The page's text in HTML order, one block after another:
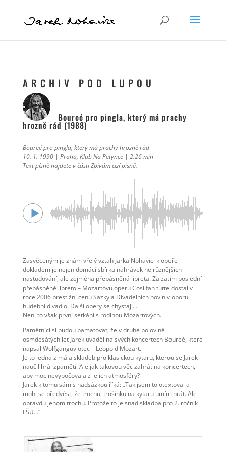
A R C H I V P O D L U P O U
Boureé pro pingla, který má prachy
hrozně rád (1988)
Boureé pro pingla, který má prachy hrozně rád
10. 1. 1990 | Praha, Klub Na Petynce | 2:26 min
Text písně najdete v části Zpívám cizí písně.
Zasvěceným je znám vřelý vztah Jarka Nohavici k opeře –
dokladem je nejen domácí sbírka nahrávek nejrůznějších
nastudování, ale zejména přebásněná libreta. Za zatím poslední
přebásněné libreto – Mozartovu operu Cosi fan tutte dostal v
roce 2006 prestižní cenu Sazky a Divadelních novin v oboru
hudební divadlo. Další opery se chystají…
Není to však první setkání s rodinou Mozartových.
Pamětníci si budou pamatovat, že v druhé polovině
osmdesátých let Jarek uváděl na svých koncertech Boureé, které
napsal Wolfgangův otec – Leopold Mozart.
Je to jedna z mála skladeb pro klasickou kytaru, kterou se Jarek
naučil hrál zpaměti. Ale jak takovou věc zahrát na koncertech,
aby moc nevybočovala z jejich atmosféry?
Jarek k tomu sám s nadsázkou říká: „Tak jsem to otextoval a
mohl se předvést, že trochu, trošinku na kytaru umím hrát. Ale
opravdu jenom trochu. Protože to je snad skladba pro 2. ročník
LŠU…“